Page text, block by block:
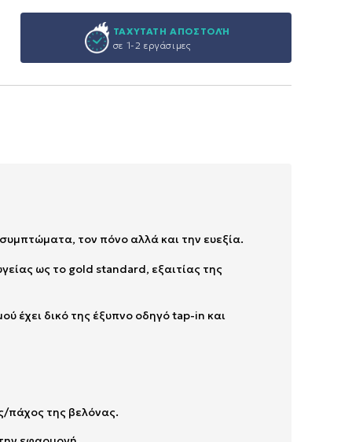
ΤΑΧΥΤΑΤΗ ΑΠΟΣΤΟΛΉ
σε 1-2 εργάσιμες
τον πόνο αλλά και την ευεξία.
ως το gold standard, εξαιτίας της
έχει δικό της έξυπνο οδηγό tap-in και
πάχος της βελόνας.